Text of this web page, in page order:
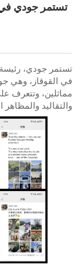
تستمر جودي في
تستمر جودي، رئيسة
في القوقاز، وهي
مماثلين، وتتعرف
والتقاليد